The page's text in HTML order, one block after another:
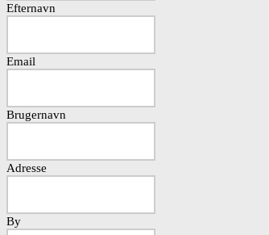
Efternavn
Email
Brugernavn
Adresse
By